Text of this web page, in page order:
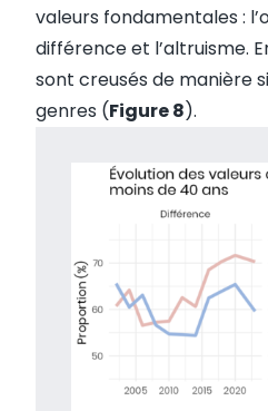
valeurs fondamentales :
différence et l’altruisme.
sont creusés de manière
genres (Figure 8).